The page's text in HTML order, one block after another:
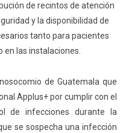
de recintos de atención
y la disponibilidad de
tanto para pacientes
las instalaciones.
de Guatemala que
Applus+ por cumplir con el
de infecciones durante la
se sospecha una infección